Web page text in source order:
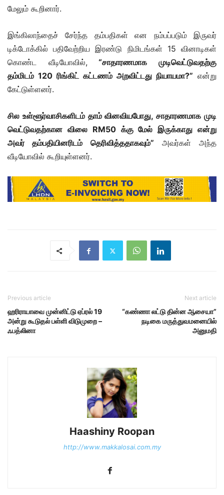
மேலும் கூறினார்.
இங்கிலாந்தைச் சேர்ந்த தம்பதிகள் என நம்பப்படும் இருவர்
டிக்டோக்கில் பதிவேற்றிய இரண்டு நிமிடங்கள் 15 வினாடிகள்
கொண்ட வீடியோவில், “சாதாரணமாக முடிவெட்டுவதற்கு
தம்மிடம் 120 ரிங்கிட் கட்டணம் அறவிட்டது நியாயமா?” என்று
கேட்டுள்ளனர்.
சில உள்ளூர்வாசிகளிடம் தாம் வினவியபோது, சாதாரணமாக முடி
வெட்டுவதற்கான விலை RM50 க்கு மேல் இருக்காது என்று
அவர் தம்பதியினரிடம் தெரிவித்ததாகவும்” அவர்கள் அந்த
வீடியோவில் கூறியுள்ளனர்.
Previous article
ஹரிராயாவை முன்னிட்டு ஏப்ரல் 19
அன்று கூடுதல் பள்ளி விடுமுறை –
ஃபத்லினா
Next article
“கண்ணா லட்டு தின்ன ஆசையா”
நடிகை மருத்துவமனையில்
அனுமதி
Haashiny Roopan
http://www.makkalosai.com.my